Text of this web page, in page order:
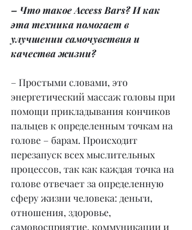
– Что такое Access Bars? И как
эта техника помогает в
улучшении самочувствия и
качества жизни?
– Простыми словами, это
энергетический массаж головы при
помощи прикладывания кончиков
пальцев к определенным точкам на
голове – барам. Происходит
перезапуск всех мыслительных
процессов, так как каждая точка на
голове отвечает за определенную
сферу жизни человека: деньги,
отношения, здоровье,
самовосприятие, коммуникации и